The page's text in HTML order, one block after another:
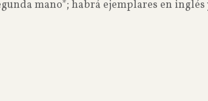
mano*; habrá ejemplares en inglés